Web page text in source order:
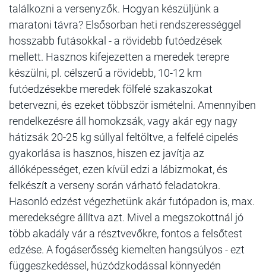
találkozni a versenyzők. Hogyan készüljünk a
maratoni távra? Elsősorban heti rendszerességgel
hosszabb futásokkal - a rövidebb futóedzések
mellett. Hasznos kifejezetten a meredek terepre
készülni, pl. célszerű a rövidebb, 10-12 km
futóedzésekbe meredek fölfelé szakaszokat
betervezni, és ezeket többször ismételni. Amennyiben
rendelkezésre áll homokzsák, vagy akár egy nagy
hátizsák 20-25 kg súllyal feltöltve, a felfelé cipelés
gyakorlása is hasznos, hiszen ez javítja az
állóképességet, ezen kívül edzi a lábizmokat, és
felkészít a verseny során várható feladatokra.
Hasonló edzést végezhetünk akár futópadon is, max.
meredekségre állítva azt. Mivel a megszokottnál jó
több akadály vár a résztvevőkre, fontos a felsőtest
edzése. A fogáserősség kiemelten hangsúlyos - ezt
függeszkedéssel, húzódzkodással könnyedén